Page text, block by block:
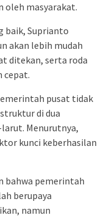
oleh masyarakat.
baik, Suprianto
akan lebih mudah
ditekan, serta roda
cepat.
pusat tidak
di dua
Menurutnya,
kunci keberhasilan
bahwa pemerintah
berupaya
namun